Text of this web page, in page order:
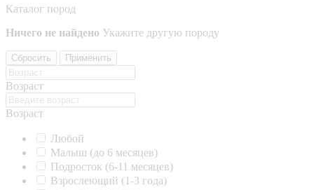
Каталог пород
Ничего не найдено Укажите другую породу
Сбросить Применить
Возраст
Возраст
Любой
Малыш (до 6 месяцев)
Подросток (6-11 месяцев)
Взрослеющий (1-3 года)